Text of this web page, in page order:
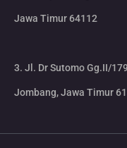
Jawa Timur 64112
3. Jl. Dr Sutomo Gg.II/
Jombang, Jawa Timur